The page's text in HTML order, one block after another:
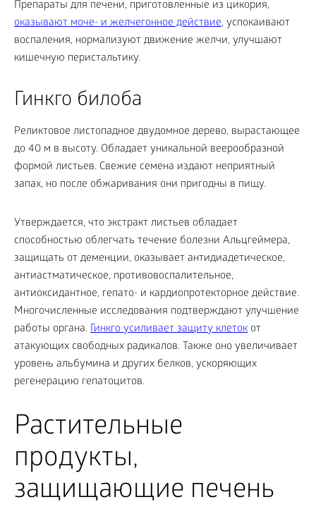
Препараты для печени, приготовленные из цикория,
оказывают моче- и желчегонное действие, успокаивают
воспаления, нормализуют движение желчи, улучшают
кишечную перистальтику.
Гинкго билоба
Реликтовое листопадное двудомное дерево, вырастающее
до 40 м в высоту. Обладает уникальной веерообразной
формой листьев. Свежие семена издают неприятный
запах, но после обжаривания они пригодны в пищу.
Утверждается, что экстракт листьев обладает
способностью облегчать течение болезни Альцгеймера,
защищать от деменции, оказывает антидиадетическое,
антиастматическое, противовоспалительное,
антиоксидантное, гепато- и кардиопротекторное действие.
Многочисленные исследования подтверждают улучшение
работы органа. Гинкго усиливает защиту клеток от
атакующих свободных радикалов. Также оно увеличивает
уровень альбумина и других белков, ускоряющих
регенерацию гепатоцитов.
Растительные
продукты,
защищающие печень